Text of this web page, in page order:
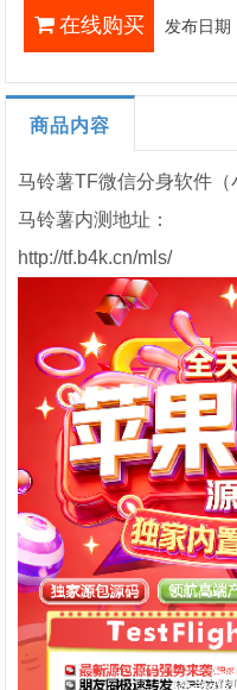
在线购买 发布日
商品内容
马铃薯TF微信分身软件
马铃薯内测地址：
http://tf.b4k.cn/mls/